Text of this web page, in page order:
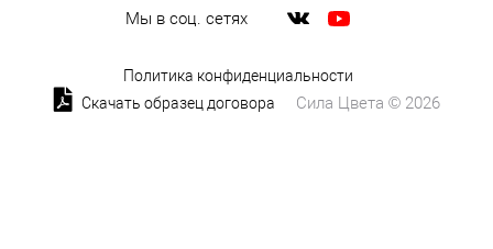
Мы в соц. сетях
Политика конфиденциальности
Скачать образец договора
Сила Цвета © 2026